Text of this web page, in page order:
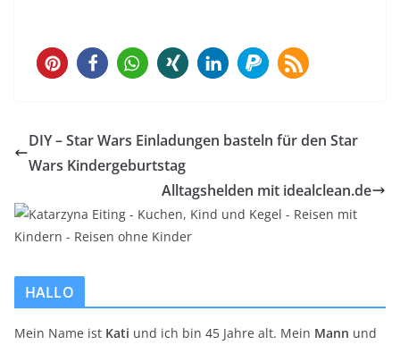
31
DIY – Star Wars Einladungen basteln für den Star
Wars Kindergeburtstag
Alltagshelden mit idealclean.de
HALLO
Mein Name ist Kati und ich bin 45 Jahre alt. Mein Mann und